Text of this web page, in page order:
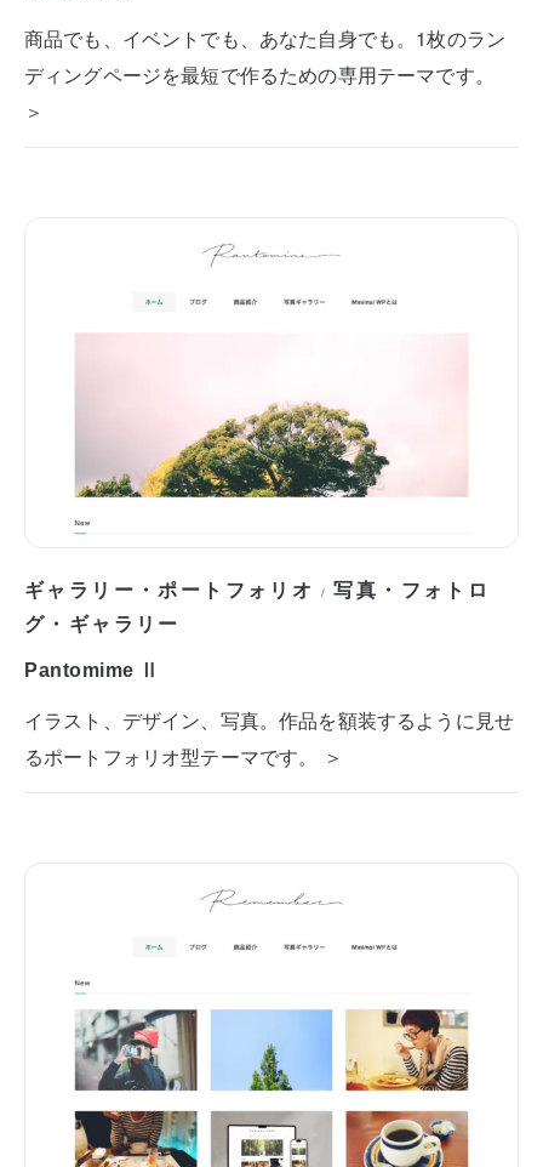
商品でも、イベントでも、あなた自身でも。1枚のラン
ディングページを最短で作るための専用テーマです。
＞
ギャラリー・ポートフォリオ /写真・フォトロ
グ・ギャラリー
Pantomime Ⅱ
イラスト、デザイン、写真。作品を額装するように見せ
るポートフォリオ型テーマです。 ＞